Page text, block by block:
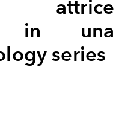
in una
series